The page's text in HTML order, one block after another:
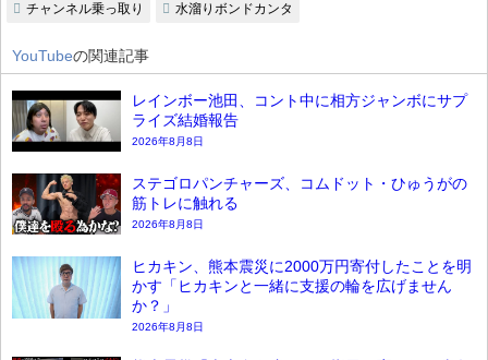
チャンネル乗っ取り 水溜りボンドカンタ
YouTubeの関連記事
レインボー池田、コント中に相方ジャンボにサプ
ライズ結婚報告
2026年8月8日
ステゴロパンチャーズ、コムドット・ひゅうがの
筋トレに触れる
2026年8月8日
ヒカキン、熊本震災に2000万円寄付したことを明
かす「ヒカキンと一緒に支援の輪を広げません
か？」
2026年8月8日